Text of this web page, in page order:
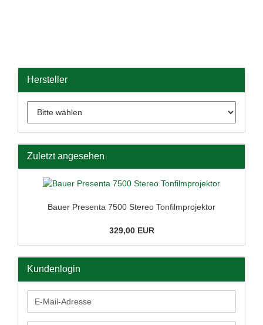
Hersteller
Zuletzt angesehen
Bauer Presenta 7500 Stereo Tonfilmprojektor
329,00 EUR
Kundenlogin
E-
Mail-